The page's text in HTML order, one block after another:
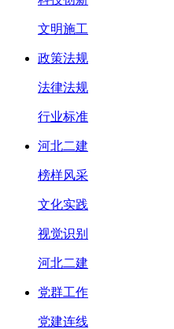
文明施工
政策法规
法律法规
行业标准
河北二建
榜样风采
文化实践
视觉识别
河北二建
党群工作
党建连线